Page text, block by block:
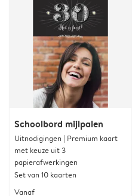
Schoolbord mijlpalen
Uitnodigingen | Premium kaart
met keuze uit 3
papierafwerkingen
Set van 10 kaarten
Vanaf